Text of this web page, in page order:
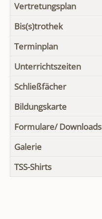
Vertretungsplan
Bis(s)trothek
Terminplan
Unterrichtszeiten
Schließfächer
Bildungskarte
Formulare/ Downloads
Galerie
TSS-Shirts